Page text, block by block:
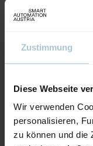
Zustimmung
Diese Webseite
Wir verwenden
personalisieren,
zu können und die